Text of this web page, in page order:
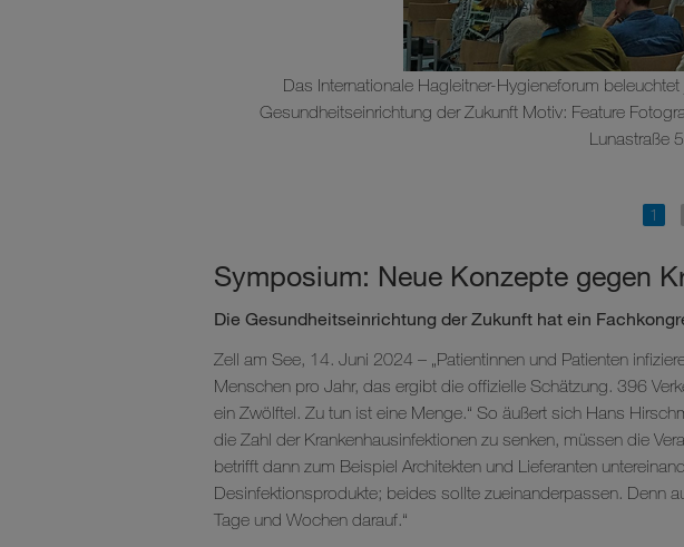
Das Internationale Hagleitner-Hygieneforum
Gesundheitseinrichtung der Zukunft Motiv: Feature
Lunastraße
Symposium: Neue Konzepte gegen
Die Gesundheitseinrichtung der Zukunft hat ein
Zell am See, 14. Juni 2024 – „Patientinnen und Patienten
Menschen pro Jahr, das ergibt die offizielle Schätzung. 396
ein Zwölftel. Zu tun ist eine Menge.“ So äußert sich Hans
die Zahl der Krankenhausinfektionen zu senken, müssen die
betrifft dann zum Beispiel Architekten und Lieferanten
Desinfektionsprodukte; beides sollte zueinanderpassen. Denn
Tage und Wochen darauf.“